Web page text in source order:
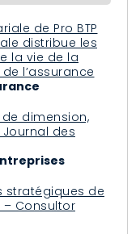
de Pro BTP
distribue les
la vie de la
l’assurance
dimension,
des
stratégiques de
– Consultor